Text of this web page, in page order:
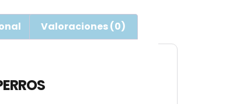
Valoraciones (0)